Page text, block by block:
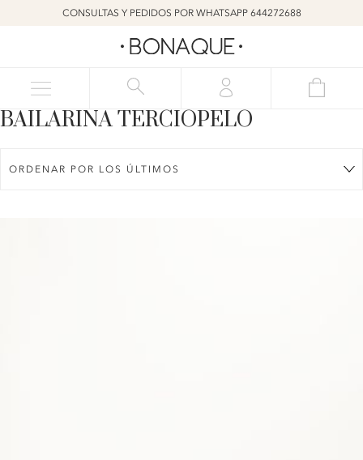
CONSULTAS Y PEDIDOS POR WHATSAPP 644272688
BAILARINA TERCIOPELO